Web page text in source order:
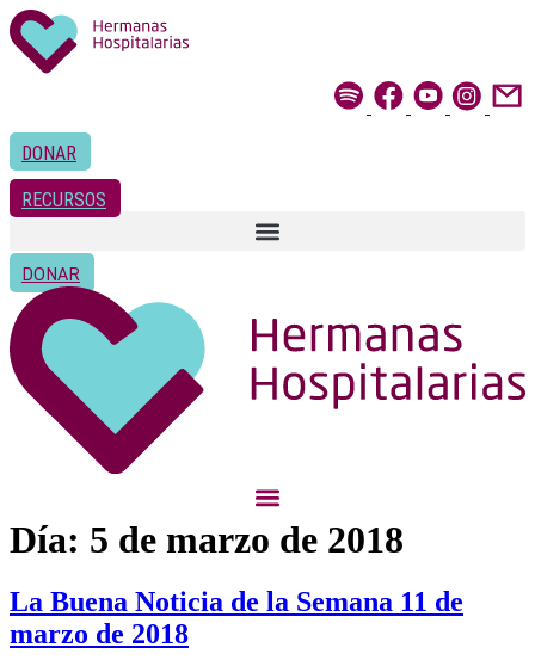
Ir
al
contenido
DONAR
RECURSOS
DONAR
Día: 5 de marzo de 2018
La Buena Noticia de la Semana 11 de
marzo de 2018